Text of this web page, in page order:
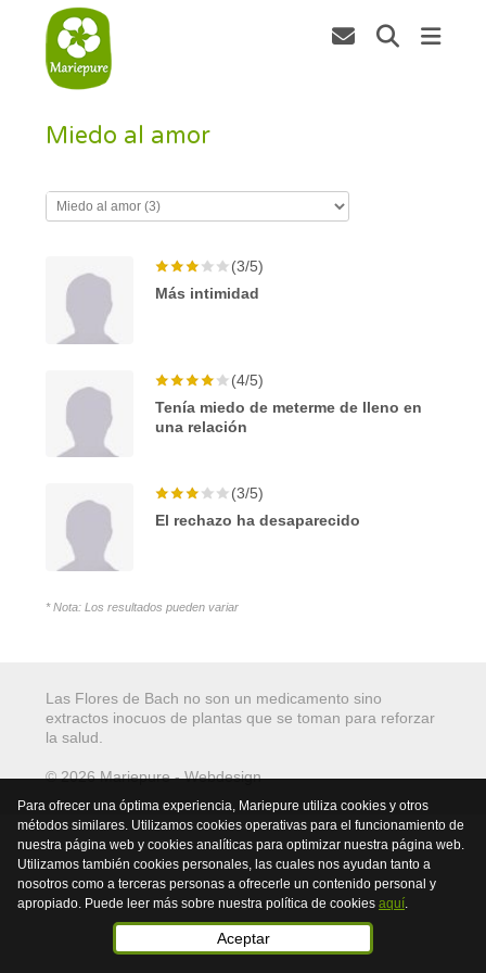
Miedo al amor
(3/5)
Más intimidad
(4/5)
Tenía miedo de meterme de lleno en
una relación
(3/5)
El rechazo ha desaparecido
* Nota: Los resultados pueden variar
Las Flores de Bach no son un medicamento sino
extractos inocuos de plantas que se toman para reforzar
la salud.
© 2026 Mariepure - WebdesignPubli4u
Para ofrecer una óptima experiencia, Mariepure utiliza cookies y otros
métodos similares. Utilizamos cookies operativas para el funcionamiento de
nuestra página web y cookies analíticas para optimizar nuestra página web.
Utilizamos también cookies personales, las cuales nos ayudan tanto a
nosotros como a terceras personas a ofrecerle un contenido personal y
apropiado. Puede leer más sobre nuestra política de cookies aquí
Aceptar